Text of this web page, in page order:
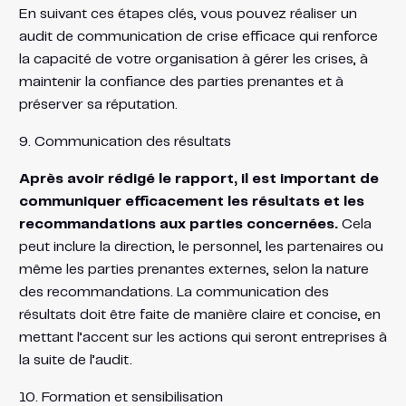
En suivant ces étapes clés, vous pouvez réaliser un
audit de communication de crise efficace qui renforce
la capacité de votre organisation à gérer les crises, à
maintenir la confiance des parties prenantes et à
préserver sa réputation.
9. Communication des résultats
Après avoir rédigé le rapport, il est important de
communiquer efficacement les résultats et les
recommandations aux parties concernées.Cela
peut inclure la direction, le personnel, les partenaires ou
même les parties prenantes externes, selon la nature
des recommandations. La communication des
résultats doit être faite de manière claire et concise, en
mettant l’accent sur les actions qui seront entreprises à
la suite de l’audit.
10. Formation et sensibilisation